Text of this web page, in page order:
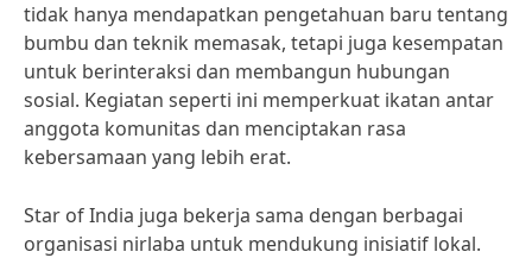
tidak hanya mendapatkan pengetahuan baru tentang
bumbu dan teknik memasak, tetapi juga kesempatan
untuk berinteraksi dan membangun hubungan
sosial. Kegiatan seperti ini memperkuat ikatan antar
anggota komunitas dan menciptakan rasa
kebersamaan yang lebih erat.
Star of India juga bekerja sama dengan berbagai
organisasi nirlaba untuk mendukung inisiatif lokal.